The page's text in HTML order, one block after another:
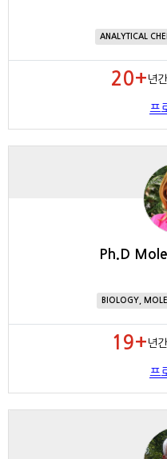
ANALYTICAL
20+ 년
프
Ph.D
BIOLOGY,
19+ 년
프